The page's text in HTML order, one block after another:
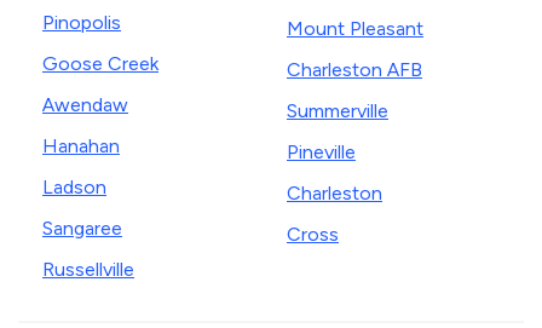
Pinopolis
Goose Creek
Awendaw
Hanahan
Ladson
Sangaree
Russellville
Mount Pleasant
Charleston AFB
Summerville
Pineville
Charleston
Cross